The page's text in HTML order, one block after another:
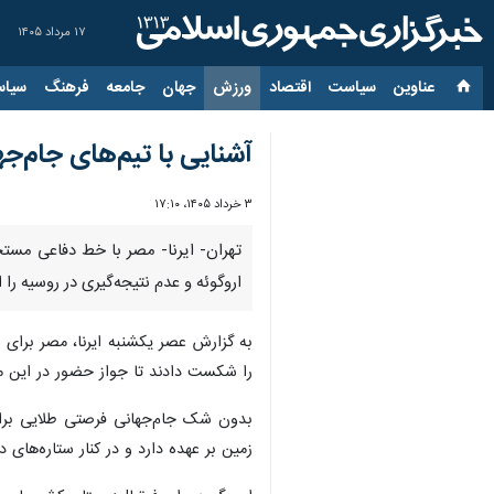
۱۷ مرداد ۱۴۰۵
عناوین‌ سیاست اقتصاد ورزش جهان جامعه فرهنگ
آشنایی با تیم‌های جام‌جهانی(۲۶)؛ از طوفان ۱۹۳۰ تا دوئل
۳ خرداد ۱۴۰۵، ۱۷:۱۰